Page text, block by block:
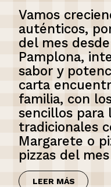
Vamos
auténticos,
del mes
Pamplona,
sabor y
carta
familia, con
sencillos para
tradicionales
Margarete o
pizzas del
LEER MÁS